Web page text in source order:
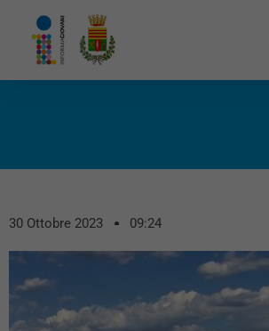
30 Ottobre 2023 09:24